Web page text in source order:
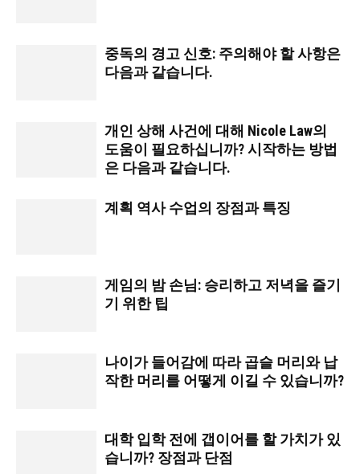
중독의 경고 신호: 주의해야 할 사항은
다음과 같습니다.
개인 상해 사건에 대해 Nicole Law의
도움이 필요하십니까? 시작하는 방법
은 다음과 같습니다.
계획 역사 수업의 장점과 특징
게임의 밤 손님: 승리하고 저녁을 즐기
기 위한 팁
나이가 들어감에 따라 곱슬 머리와 납
작한 머리를 어떻게 이길 수 있습니까?
대학 입학 전에 갭이어를 할 가치가 있
습니까? 장점과 단점